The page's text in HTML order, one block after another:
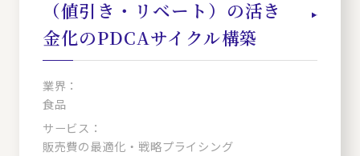
（値引き・リベート）の活き
金化のPDCAサイクル構築
業界：
食品
サービス：
販売費の最適化・戦略プライシング